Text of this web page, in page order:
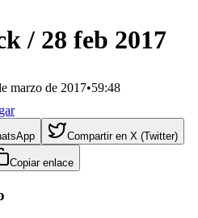
/ 28 feb 2017
marzo de 2017•59:48
Compartir en X (Twitter)
Copiar enlace